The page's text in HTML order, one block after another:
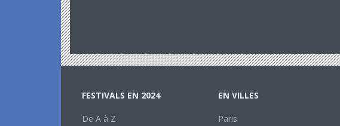
FESTIVALS EN 2024
De A à Z
EN VILLES
Paris